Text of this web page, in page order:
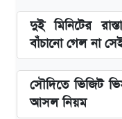
দুই মিনিটের
বাঁচানো গেল না
সৌদিতে ভিজিট
আসল নিয়ম